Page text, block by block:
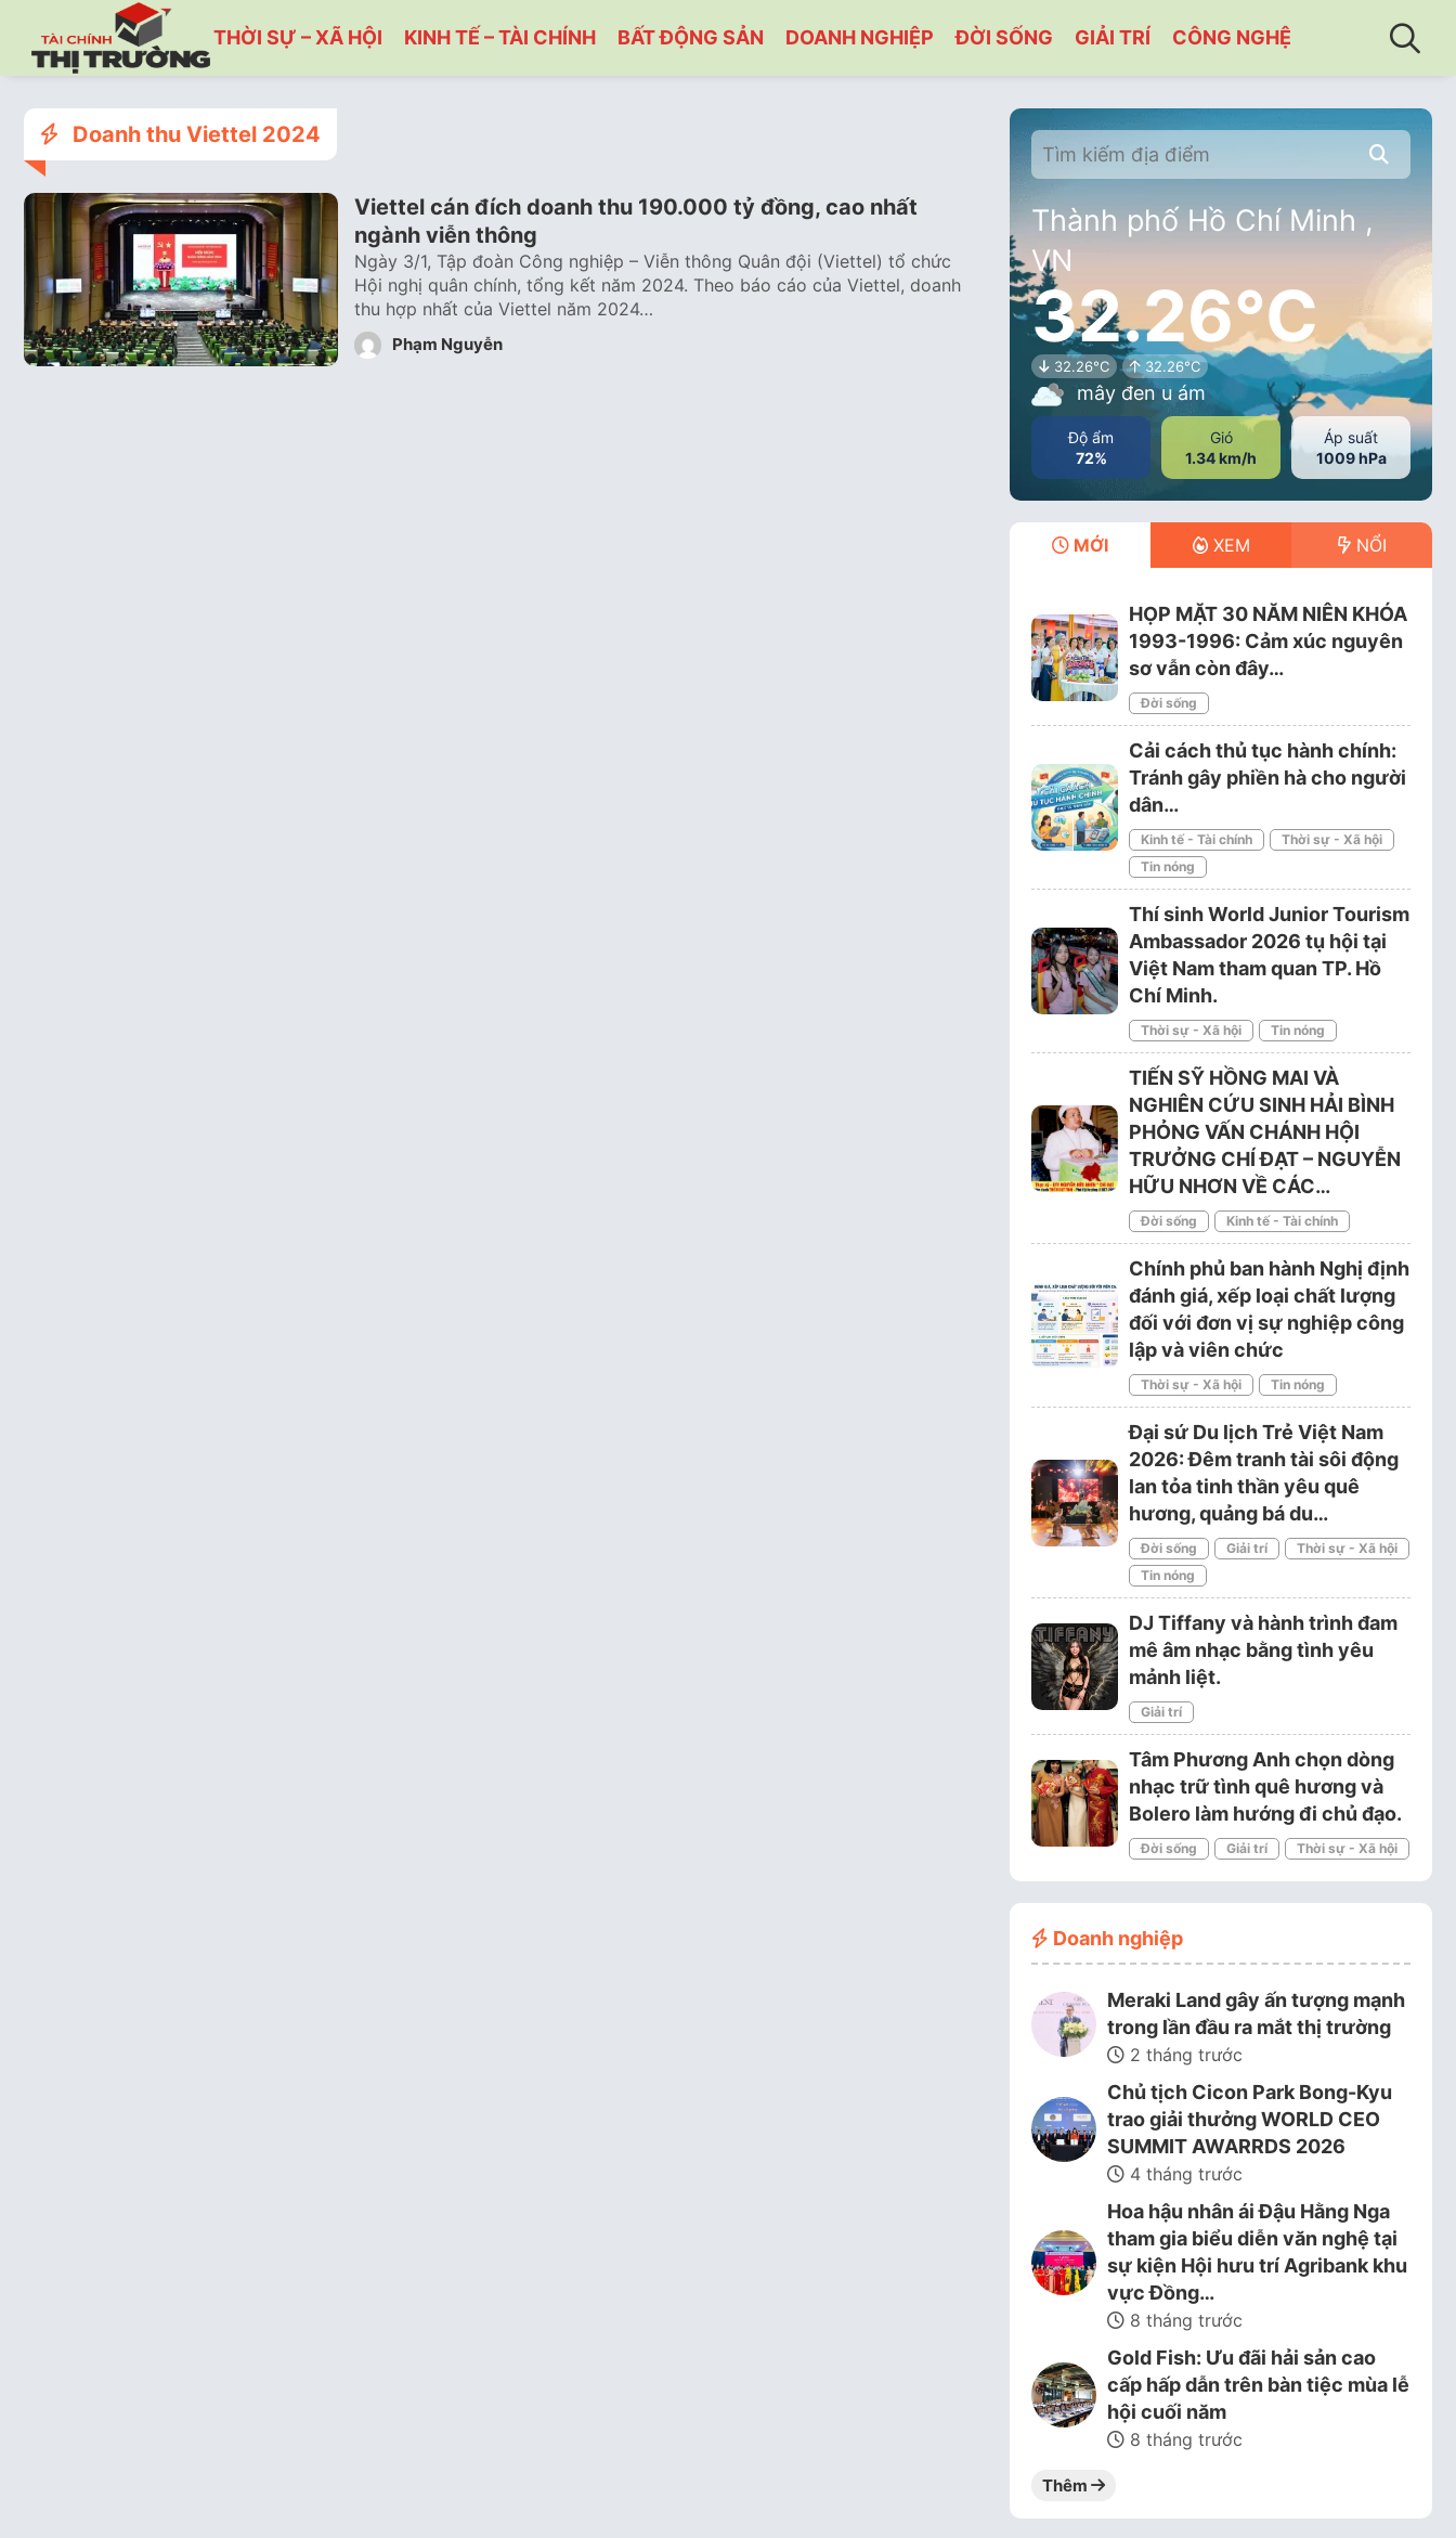
THỜI SỰ – XÃ HỘI KINH TẾ – TÀI CHÍNH BẤT ĐỘNG SẢN DOANH NGHIỆP ĐỜI SỐNG GIẢI TRÍ CÔNG NGHỆ
Doanh thu Viettel 2024
Viettel cán đích doanh thu 190.000 tỷ đồng, cao nhất
ngành viễn thông
Ngày 3/1, Tập đoàn Công nghiệp – Viễn thông Quân đội (Viettel) tổ chức
Hội nghị quân chính, tổng kết năm 2024. Theo báo cáo của Viettel, doanh
thu hợp nhất của Viettel năm 2024…
Phạm Nguyễn
Thành phố Hồ Chí Minh ,
VN
32.26°C
32.26°C 32.26°C
mây đen u ám
Độ ẩm
72%
Gió
1.34 km/h
Áp suất
1009 hPa
MỚI XEM NỔI
HỌP MẶT 30 NĂM NIÊN KHÓA
1993-1996: Cảm xúc nguyên
sơ vẫn còn đây…
Đời sống
Cải cách thủ tục hành chính:
Tránh gây phiền hà cho người
dân…
Kinh tế - Tài chính
Thời sự - Xã hội
Tin nóng
Thí sinh World Junior Tourism
Ambassador 2026 tụ hội tại
Việt Nam tham quan TP. Hồ
Chí Minh.
Thời sự - Xã hội Tin nóng
TIẾN SỸ HỒNG MAI VÀ
NGHIÊN CỨU SINH HẢI BÌNH
PHỎNG VẤN CHÁNH HỘI
TRƯỞNG CHÍ ĐẠT – NGUYỄN
HỮU NHƠN VỀ CÁC…
Đời sống Kinh tế - Tài chính
Chính phủ ban hành Nghị định
đánh giá, xếp loại chất lượng
đối với đơn vị sự nghiệp công
lập và viên chức
Thời sự - Xã hội Tin nóng
Đại sứ Du lịch Trẻ Việt Nam
2026: Đêm tranh tài sôi động
lan tỏa tinh thần yêu quê
hương, quảng bá du…
Đời sống Giải trí
Thời sự - Xã hội
Tin nóng
DJ Tiffany và hành trình đam
mê âm nhạc bằng tình yêu
mảnh liệt.
Giải trí
Tâm Phương Anh chọn dòng
nhạc trữ tình quê hương và
Bolero làm hướng đi chủ đạo.
Đời sống Giải trí Thời sự - Xã hội
Doanh nghiệp
Meraki Land gây ấn tượng mạnh
trong lần đầu ra mắt thị trường
2 tháng trước
Chủ tịch Cicon Park Bong-Kyu
trao giải thưởng WORLD CEO
SUMMIT AWARRDS 2026
4 tháng trước
Hoa hậu nhân ái Đậu Hằng Nga
tham gia biểu diễn văn nghệ tại
sự kiện Hội hưu trí Agribank khu
vực Đồng…
8 tháng trước
Gold Fish: Ưu đãi hải sản cao
cấp hấp dẫn trên bàn tiệc mùa lễ
hội cuối năm
8 tháng trước
Thêm